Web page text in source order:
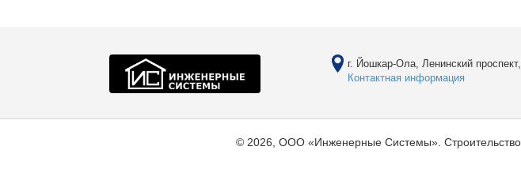
г. Йошкар-Ола, Ленинский
Контактная информация
© 2026, ООО «Инженерные Системы».